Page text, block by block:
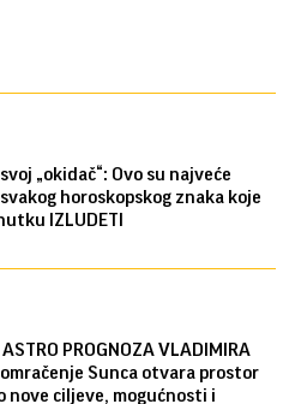
„okidač“: Ovo su najveće
svakog horoskopskog znaka koje
IZLUDETI
ASTRO PROGNOZA VLADIMIRA
Sunca otvara prostor
nove ciljeve, mogućnosti i